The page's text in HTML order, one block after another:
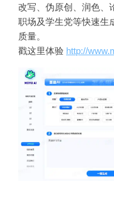
改写、伪原创、润色、
职场及学生党等快速生
质量。
戳这里体验 http://